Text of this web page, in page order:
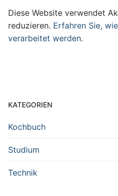
Diese Website verwendet
reduzieren. Erfahren Sie,
verarbeitet werden.
KATEGORIEN
Kochbuch
Studium
Technik